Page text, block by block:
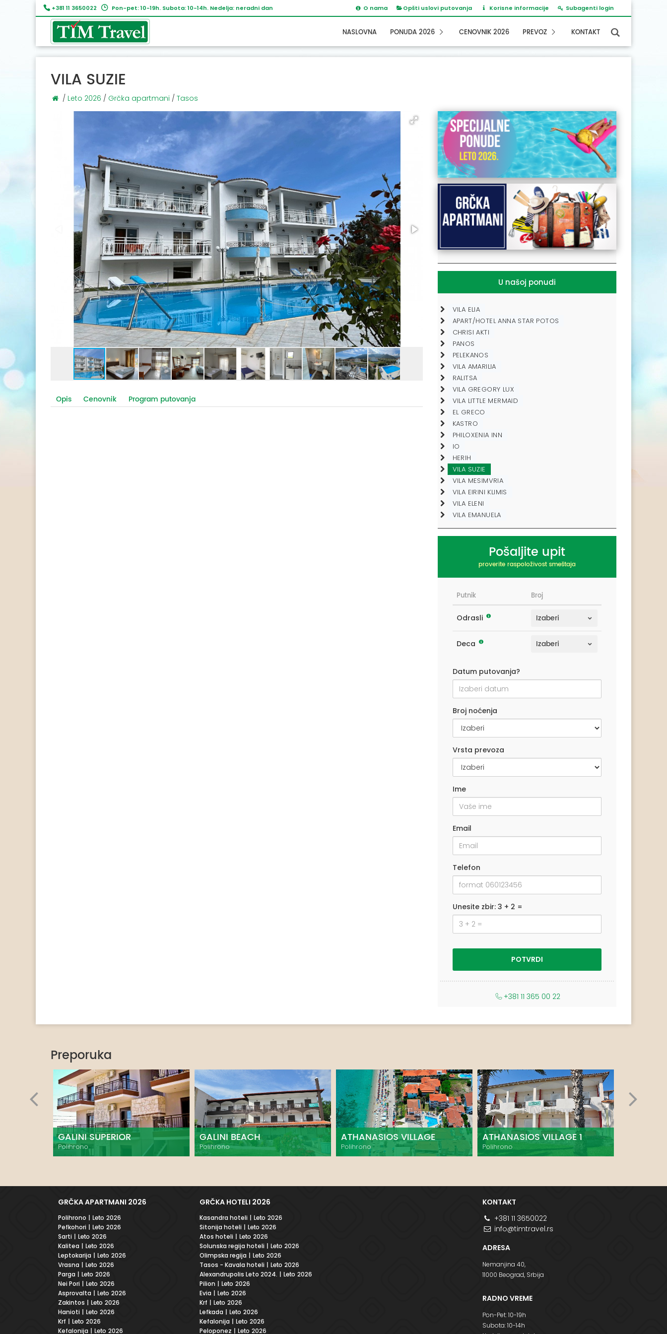
+381 11 3650022 Pon-pet: 10-19h. Subota: 10-14h. Nedelja: neradni dan O nama Opšti uslovi putovanja Korisne informacije Subagenti login
NASLOVNA PONUDA 2026 CENOVNIK 2026 PREVOZ KONTAKT
VILA SUZIE
/ Leto 2026 / Grčka apartmani / Tasos
Opis Cenovnik Program putovanja
U našoj ponudi
VILA ELIA
APART/HOTEL ANNA STAR POTOS
CHRISI AKTI
PANOS
PELEKANOS
VILA AMARILIA
RALITSA
VILA GREGORY LUX
VILA LITTLE MERMAID
EL GRECO
KASTRO
PHILOXENIA INN
IO
HERIH
VILA SUZIE
VILA MESIMVRIA
VILA EIRINI KLIMIS
VILA ELENI
VILA EMANUELA
Pošaljite upit
proverite raspoloživost smeštaja
Putnik Broj
Odrasli
Deca
Datum putovanja?
Broj noćenja
Vrsta prevoza
Ime
Email
Telefon
Unesite zbir: 3 + 2 =
+381 11 365 00 22
Preporuka
GALINI SUPERIOR
Polihrono
GALINI BEACH
Polihrono
ATHANASIOS VILLAGE
Polihrono
ATHANASIOS VILLAGE 1
Polihrono
GRČKA APARTMANI 2026
Polihrono | Leto 2026
Pefkohori | Leto 2026
Sarti | Leto 2026
Kalitea | Leto 2026
Leptokarija | Leto 2026
Vrasna | Leto 2026
Parga | Leto 2026
Nei Pori | Leto 2026
Asprovalta | Leto 2026
Zakintos | Leto 2026
Hanioti | Leto 2026
Krf | Leto 2026
Kefalonija | Leto 2026
GRČKA HOTELI 2026
Kasandra hoteli | Leto 2026
Sitonija hoteli | Leto 2026
Atos hoteli | Leto 2026
Solunska regija hoteli | Leto 2026
Olimpska regija | Leto 2026
Tasos - Kavala hoteli | Leto 2026
Alexandrupolis Leto 2024. | Leto 2026
Pilion | Leto 2026
Evia | Leto 2026
Krf | Leto 2026
Lefkada | Leto 2026
Kefalonija | Leto 2026
Peloponez | Leto 2026
KONTAKT
+381 11 3650022
info@timtravel.rs
ADRESA
Nemanjina 40,
11000 Beograd, Srbija
RADNO VREME
Pon-Pet: 10-19h
Subota: 10-14h